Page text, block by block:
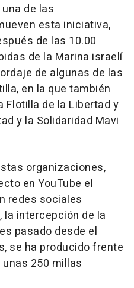
de las
esta iniciativa,
de las 10.00
de la Marina israelí
de algunas de las
en la que también
Flotilla de la Libertad y
y la Solidaridad Mavi
organizaciones,
en YouTube el
redes sociales
la intercepción de la
pasado desde el
se ha producido frente
250 millas